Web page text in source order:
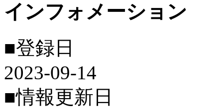
インフォメーション
■登録日
2023-09-14
■情報更新日